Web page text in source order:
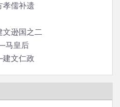
儒补遗
逊国之二
马皇后
文仁政